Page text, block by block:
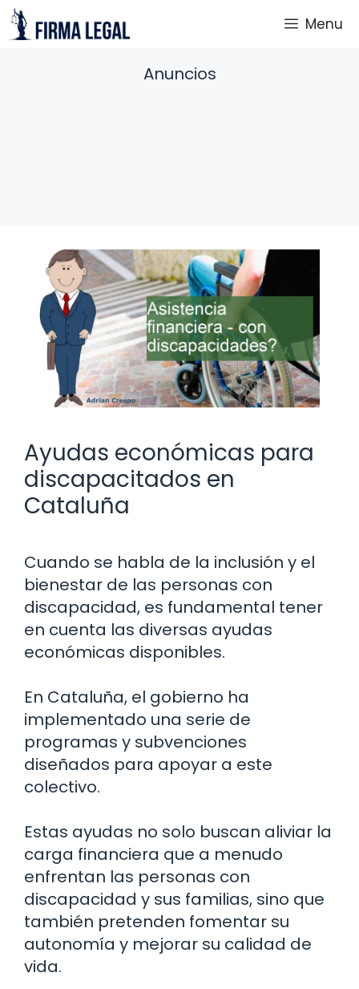
Saltar
al
Menu
Anuncios
Ayudas económicas para
discapacitados en
Cataluña
Cuando se habla de la inclusión y el
bienestar de las personas con
discapacidad, es fundamental tener
en cuenta las diversas ayudas
económicas disponibles.
En Cataluña, el gobierno ha
implementado una serie de
programas y subvenciones
diseñados para apoyar a este
colectivo.
Estas ayudas no solo buscan aliviar la
carga financiera que a menudo
enfrentan las personas con
discapacidad y sus familias, sino que
también pretenden fomentar su
autonomía y mejorar su calidad de
vida.